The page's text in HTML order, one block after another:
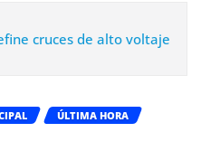
cruces de alto voltaje
ÚLTIMA HORA